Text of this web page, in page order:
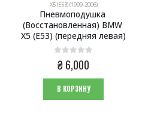
X5 (E53) (1999-2006)
Пневмоподушка
(Восстановленная) BMW
X5 (E53) (передняя левая)
0из 5
₴6,000
В КОРЗИНУ